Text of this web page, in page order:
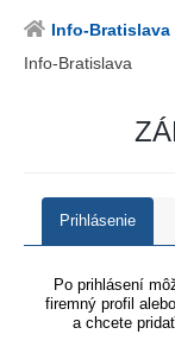
Info-Bratislava
Info-Bratislava
Prihlásenie
Po prihlásení
firemný profil
a chcete